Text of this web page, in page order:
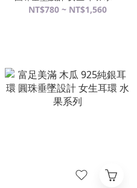
系列
NT$780 ~ NT$1,560